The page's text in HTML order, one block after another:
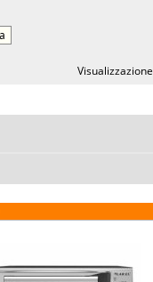
Visualizzazione